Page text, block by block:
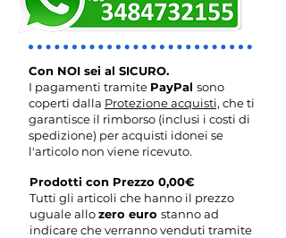
Con NOI sei al SICURO.
I pagamenti tramite PayPal sono
coperti dalla Protezione acquisti, che ti
garantisce il rimborso (inclusi i costi di
spedizione) per acquisti idonei se
l'articolo non viene ricevuto.
Prodotti con Prezzo 0,00€
Tutti gli articoli che hanno il prezzo
uguale allozero euro stanno ad
indicare che verranno venduti tramite